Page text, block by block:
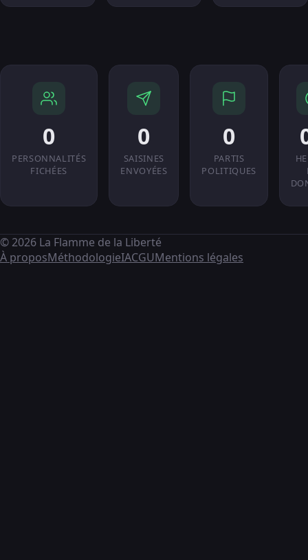
0
PERSONNALITÉS
FICHÉES
0
SAISINES
ENVOYÉES
0
PARTIS
POLITIQUES
© 2026 La Flamme de la Liberté
À proposMéthodologieIACGUMentions légales